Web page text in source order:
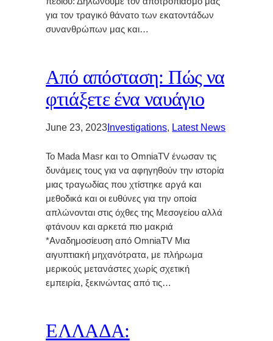
για τον τραγικό θάνατο των εκατοντάδων
συνανθρώπων μας και…
Από απόσταση: Πώς να
φτιάξετε ένα ναυάγιο
June 23, 2023 Investigations, Latest News
Το Mada Masr και το OmniaTV ένωσαν τις
δυνάμεις τους για να αφηγηθούν την ιστορία
μιας τραγωδίας που χτίστηκε αργά και
μεθοδικά και οι ευθύνες για την οποία
απλώνονται στις όχθες της Μεσογείου αλλά
φτάνουν και αρκετά πιο μακριά
*Αναδημοσίευση από OmniaTV Μια
αιγυπτιακή μηχανότρατα, με πλήρωμα
μερικούς μετανάστες χωρίς σχετική
εμπειρία, ξεκινώντας από τις…
ΕΛΛΑΔΑ: